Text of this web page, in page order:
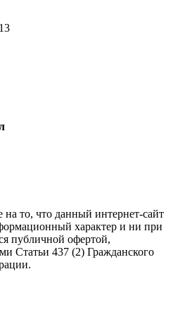
то, что данный интернет-сайт
характер и ни при
публичной офертой,
Статьи 437 (2) Гражданского